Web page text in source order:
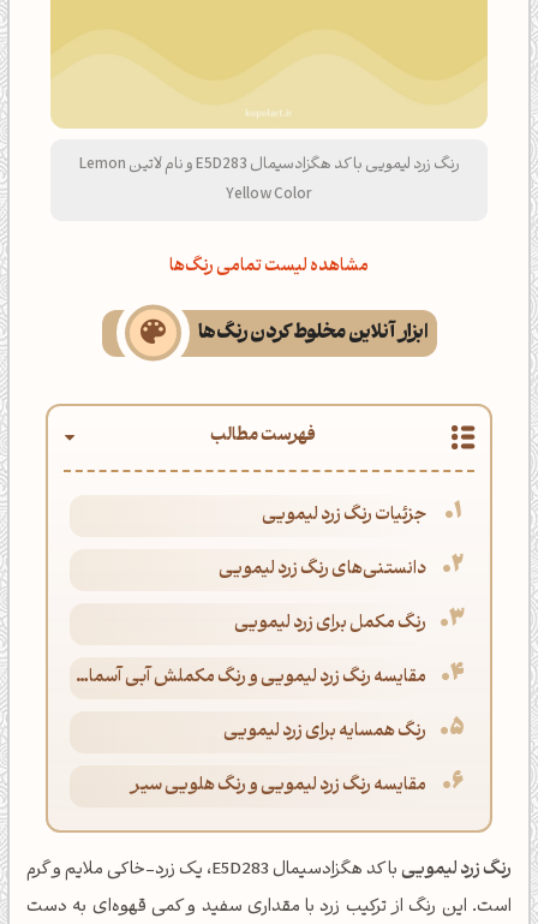
رنگ زرد لیمویی با کد هگزادسیمال E5D283 و نام لاتین Lemon
Yellow Color
مشاهده لیست تمامی رنگ‌ها
ابزار آنلاین مخلوط کردن رنگ‌ها
فهرست مطالب
جزئیات رنگ زرد لیمویی
دانستنی‌های رنگ زرد لیمویی
رنگ مکمل برای زرد لیمویی
مقایسه رنگ زرد لیمویی و رنگ مکملش آبی آسمانی
رنگ همسایه برای زرد لیمویی
مقایسه رنگ زرد لیمویی و رنگ هلویی سیر
رنگ زرد لیمویی
با کد هگزادسیمال E5D283، یک زرد-خاکی ملایم و گرم
است. این رنگ از ترکیب زرد با مقداری سفید و کمی قهوه‌ای به دست